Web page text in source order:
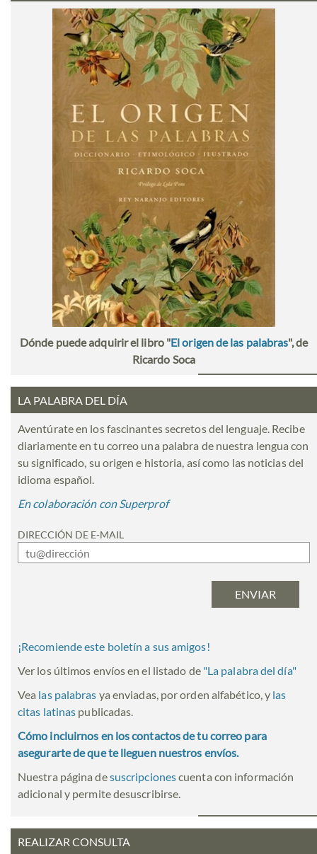
Dónde puede adquirir el libro "El origen de las palabras", de
Ricardo Soca
LA PALABRA DEL DÍA
Aventúrate en los fascinantes secretos del lenguaje. Recibe
diariamente en tu correo una palabra de nuestra lengua con
su significado, su origen e historia, así como las noticias del
idioma español.
En colaboración con Superprof
DIRECCIÓN DE E-MAIL
¡Recomiende este boletín a sus amigos!
Ver los últimos envíos en el listado de "La palabra del día"
Vea las palabras ya enviadas, por orden alfabético, y las
citas latinas publicadas.
Cómo incluirnos en los contactos de tu correo para
asegurarte de que te lleguen nuestros envíos.
Nuestra página desuscripcionescuenta con información
adicional y permite desuscribirse.
REALIZAR CONSULTA